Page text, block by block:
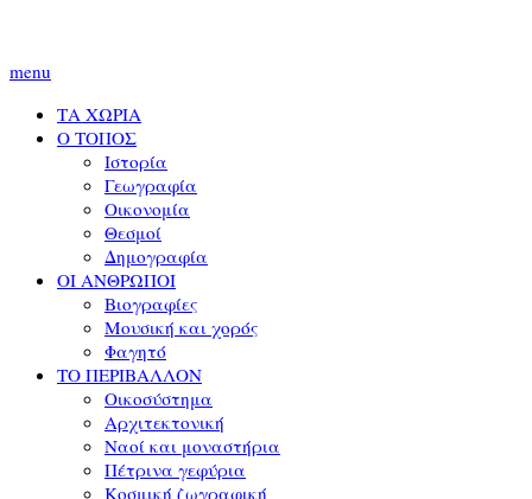
menu
ΤΑ ΧΩΡΙΑ
Ο ΤΟΠΟΣ
Ιστορία
Γεωγραφία
Οικονομία
Θεσμοί
Δημογραφία
ΟΙ ΑΝΘΡΩΠΟΙ
Βιογραφίες
Μουσική και χορός
Φαγητό
ΤΟ ΠΕΡΙΒΑΛΛΟΝ
Οικοσύστημα
Αρχιτεκτονική
Ναοί και μοναστήρια
Πέτρινα γεφύρια
Κοσμική ζωγραφική